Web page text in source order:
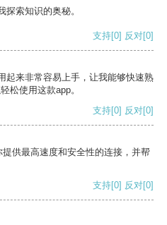
索知识的奥秘。
支持[0] 反对[0]
起来非常容易上手，让我能够快速熟
松使用这款app。
支持[0] 反对[0]
供最高速度和安全性的连接，并帮
支持[0] 反对[0]